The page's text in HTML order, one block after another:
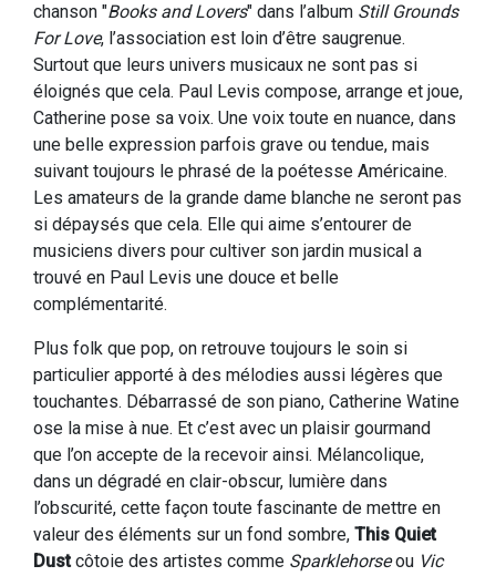
chanson "Books and Lovers" dans l’album Still Grounds
For Love, l’association est loin d’être saugrenue.
Surtout que leurs univers musicaux ne sont pas si
éloignés que cela. Paul Levis compose, arrange et joue,
Catherine pose sa voix. Une voix toute en nuance, dans
une belle expression parfois grave ou tendue, mais
suivant toujours le phrasé de la poétesse Américaine.
Les amateurs de la grande dame blanche ne seront pas
si dépaysés que cela. Elle qui aime s’entourer de
musiciens divers pour cultiver son jardin musical a
trouvé en Paul Levis une douce et belle
complémentarité.
Plus folk que pop, on retrouve toujours le soin si
particulier apporté à des mélodies aussi légères que
touchantes. Débarrassé de son piano, Catherine Watine
ose la mise à nue. Et c’est avec un plaisir gourmand
que l’on accepte de la recevoir ainsi. Mélancolique,
dans un dégradé en clair-obscur, lumière dans
l’obscurité, cette façon toute fascinante de mettre en
valeur des éléments sur un fond sombre, This Quiet
Dustcôtoie des artistes comme Sparklehorseou Vic